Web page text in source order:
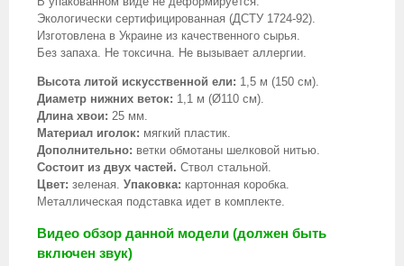
Экологически сертифицированная (ДСТУ 1724-92).
Изготовлена в Украине из качественного сырья.
Без запаха. Не токсична. Не вызывает аллергии.
Высота литой искусственной ели: 1,5 м (150 см).
Диаметр нижних веток: 1,1 м (Ø110 см).
Длина хвои: 25 мм.
Материал иголок: мягкий пластик.
Дополнительно: ветки обмотаны шелковой нитью.
Состоит из двух частей. Ствол стальной.
Цвет: зеленая. Упаковка: картонная коробка.
Металлическая подставка идет в комплекте.
Видео обзор данной модели (должен быть
включен звук)